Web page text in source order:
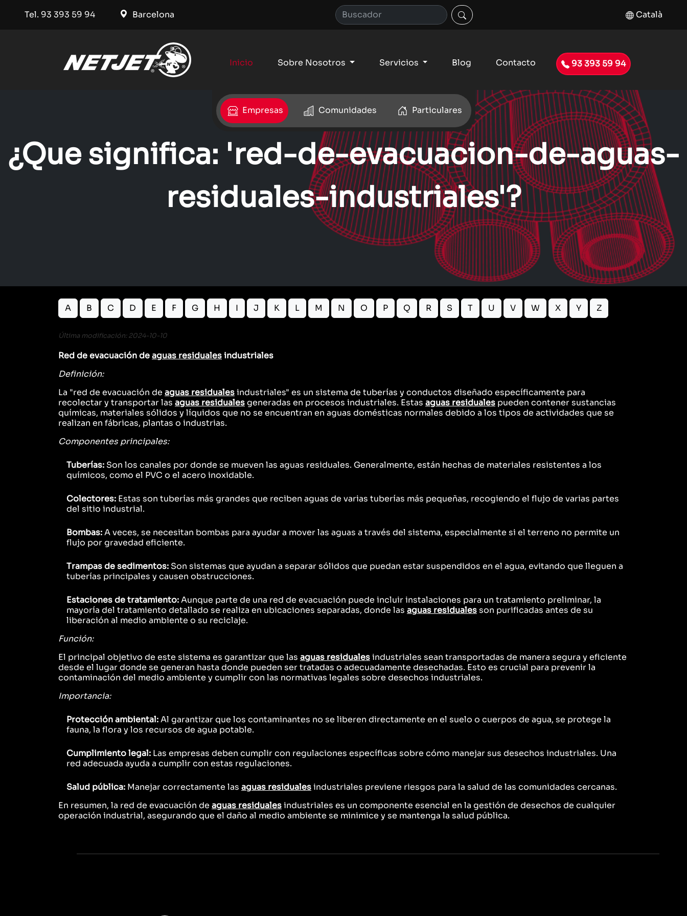
Tel. 93 393 59 94 Barcelona Català
Inicio Sobre Nosotros Servicios Blog Contacto 93 393 59 94
Empresas Comunidades Particulares
¿Que significa: 'red-de-evacuacion-de-aguas-
residuales-industriales'?
A B C D E F G H I J K L M N O P Q R S T U V W X Y Z
Última modificación: 2024-10-10
Red de evacuación deaguas residualesindustriales
Definición:
La "red de evacuación de aguas residualesindustriales" es un sistema de tuberías y conductos diseñado específicamente para
recolectar y transportar las aguas residualesgeneradas en procesos industriales. Estas aguas residuales pueden contener sustancias
químicas, materiales sólidos y líquidos que no se encuentran en aguas domésticas normales debido a los tipos de actividades que se
realizan en fábricas, plantas o industrias.
Componentes principales:
Tuberías: Son los canales por donde se mueven las aguas residuales. Generalmente, están hechas de materiales resistentes a los
químicos, como el PVC o el acero inoxidable.
Colectores: Estas son tuberías más grandes que reciben aguas de varias tuberías más pequeñas, recogiendo el flujo de varias partes
del sitio industrial.
Bombas:A veces, se necesitan bombas para ayudar a mover las aguas a través del sistema, especialmente si el terreno no permite un
flujo por gravedad eficiente.
Trampas de sedimentos: Son sistemas que ayudan a separar sólidos que puedan estar suspendidos en el agua, evitando que lleguen a
tuberías principales y causen obstrucciones.
Estaciones de tratamiento:Aunque parte de una red de evacuación puede incluir instalaciones para un tratamiento preliminar, la
mayoría del tratamiento detallado se realiza en ubicaciones separadas, donde las aguas residualesson purificadas antes de su
liberación al medio ambiente o su reciclaje.
Función:
El principal objetivo de este sistema es garantizar que las aguas residualesindustriales sean transportadas de manera segura y eficiente
desde el lugar donde se generan hasta donde pueden ser tratadas o adecuadamente desechadas. Esto es crucial para prevenir la
contaminación del medio ambiente y cumplir con las normativas legales sobre desechos industriales.
Importancia:
Protección ambiental:Al garantizar que los contaminantes no se liberen directamente en el suelo o cuerpos de agua, se protege la
fauna, la flora y los recursos de agua potable.
Cumplimiento legal: Las empresas deben cumplir con regulaciones específicas sobre cómo manejar sus desechos industriales. Una
red adecuada ayuda a cumplir con estas regulaciones.
Salud pública: Manejar correctamente las aguas residualesindustriales previene riesgos para la salud de las comunidades cercanas.
En resumen, la red de evacuación de aguas residualesindustriales es un componente esencial en la gestión de desechos de cualquier
operación industrial, asegurando que el daño al medio ambiente se minimice y se mantenga la salud pública.